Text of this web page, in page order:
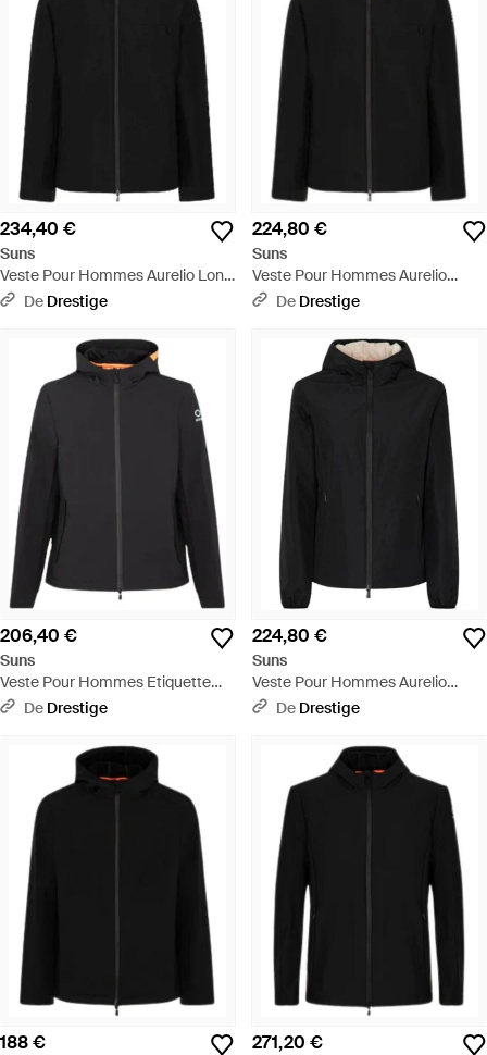
234,40 €
Suns
Veste Pour Hommes Aurelio Long
Velour Noir - Noir
De Drestige
224,80 €
Suns
Veste Pour Hommes Aurelio
Velour Noir - Noir
De Drestige
206,40 €
Suns
Veste Pour Hommes Etiquette
Noire - Noir
De Drestige
224,80 €
Suns
Veste Pour Hommes Aurelio
Velour Noir - Noir
De Drestige
188 € 271,20 €